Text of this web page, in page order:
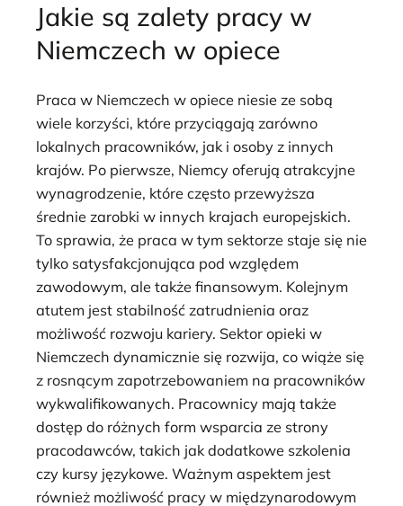
Jakie są zalety pracy w
Niemczech w opiece
Praca w Niemczech w opiece niesie ze sobą
wiele korzyści, które przyciągają zarówno
lokalnych pracowników, jak i osoby z innych
krajów. Po pierwsze, Niemcy oferują atrakcyjne
wynagrodzenie, które często przewyższa
średnie zarobki w innych krajach europejskich.
To sprawia, że praca w tym sektorze staje się nie
tylko satysfakcjonująca pod względem
zawodowym, ale także finansowym. Kolejnym
atutem jest stabilność zatrudnienia oraz
możliwość rozwoju kariery. Sektor opieki w
Niemczech dynamicznie się rozwija, co wiąże się
z rosnącym zapotrzebowaniem na pracowników
wykwalifikowanych. Pracownicy mają także
dostęp do różnych form wsparcia ze strony
pracodawców, takich jak dodatkowe szkolenia
czy kursy językowe. Ważnym aspektem jest
również możliwość pracy w międzynarodowym